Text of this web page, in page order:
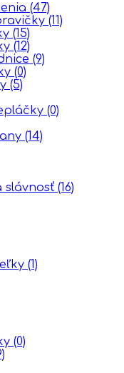
(47)
(11)
(15)
(12)
(9)
(0)
(5)
(0)
(14)
slávnosť (16)
(1)
(0)